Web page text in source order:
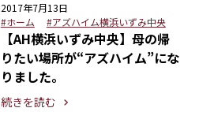
2017年7月13日
#ホーム
#アズハイム横浜いずみ中央
【AH横浜いずみ中央】母の帰
りたい場所が“アズハイム”にな
りました。
続きを読む